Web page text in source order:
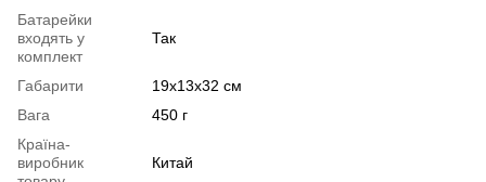
Батарейки
входять у
комплект
Так
Габарити
19x13x32 см
Вага
450 г
Країна-
виробник
Китай